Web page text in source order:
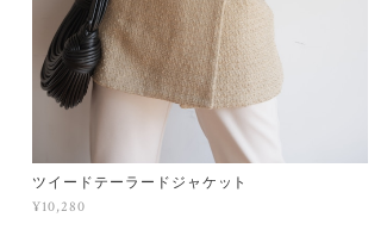
ツイードテーラードジャケット
¥10,280